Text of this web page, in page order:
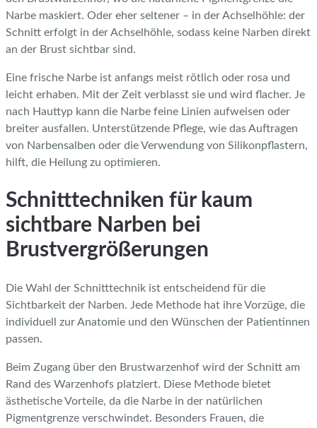
Narbe maskiert. Oder eher seltener – in der Achselhöhle: der
Schnitt erfolgt in der Achselhöhle, sodass keine Narben direkt
an der Brust sichtbar sind.
Eine frische Narbe ist anfangs meist rötlich oder rosa und
leicht erhaben. Mit der Zeit verblasst sie und wird flacher. Je
nach Hauttyp kann die Narbe feine Linien aufweisen oder
breiter ausfallen. Unterstützende Pflege, wie das Auftragen
von Narbensalben oder die Verwendung von Silikonpflastern,
hilft, die Heilung zu optimieren.
Schnitttechniken für kaum
sichtbare Narben bei
Brustvergrößerungen
Die Wahl der Schnitttechnik ist entscheidend für die
Sichtbarkeit der Narben. Jede Methode hat ihre Vorzüge, die
individuell zur Anatomie und den Wünschen der Patientinnen
passen.
Beim Zugang über den Brustwarzenhof wird der Schnitt am
Rand des Warzenhofs platziert. Diese Methode bietet
ästhetische Vorteile, da die Narbe in der natürlichen
Pigmentgrenze verschwindet. Besonders Frauen, die